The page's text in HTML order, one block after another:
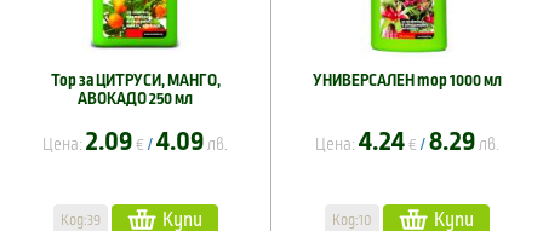
Тор за ЦИТРУСИ, МАНГО,
АВОКАДО 250 мл
Цена: 2.09 € / 4.09 лв.
Код:39 Купи
УНИВЕРСАЛЕН тор 1000 мл
Цена: 4.24 € / 8.29 лв.
Код:10 Купи